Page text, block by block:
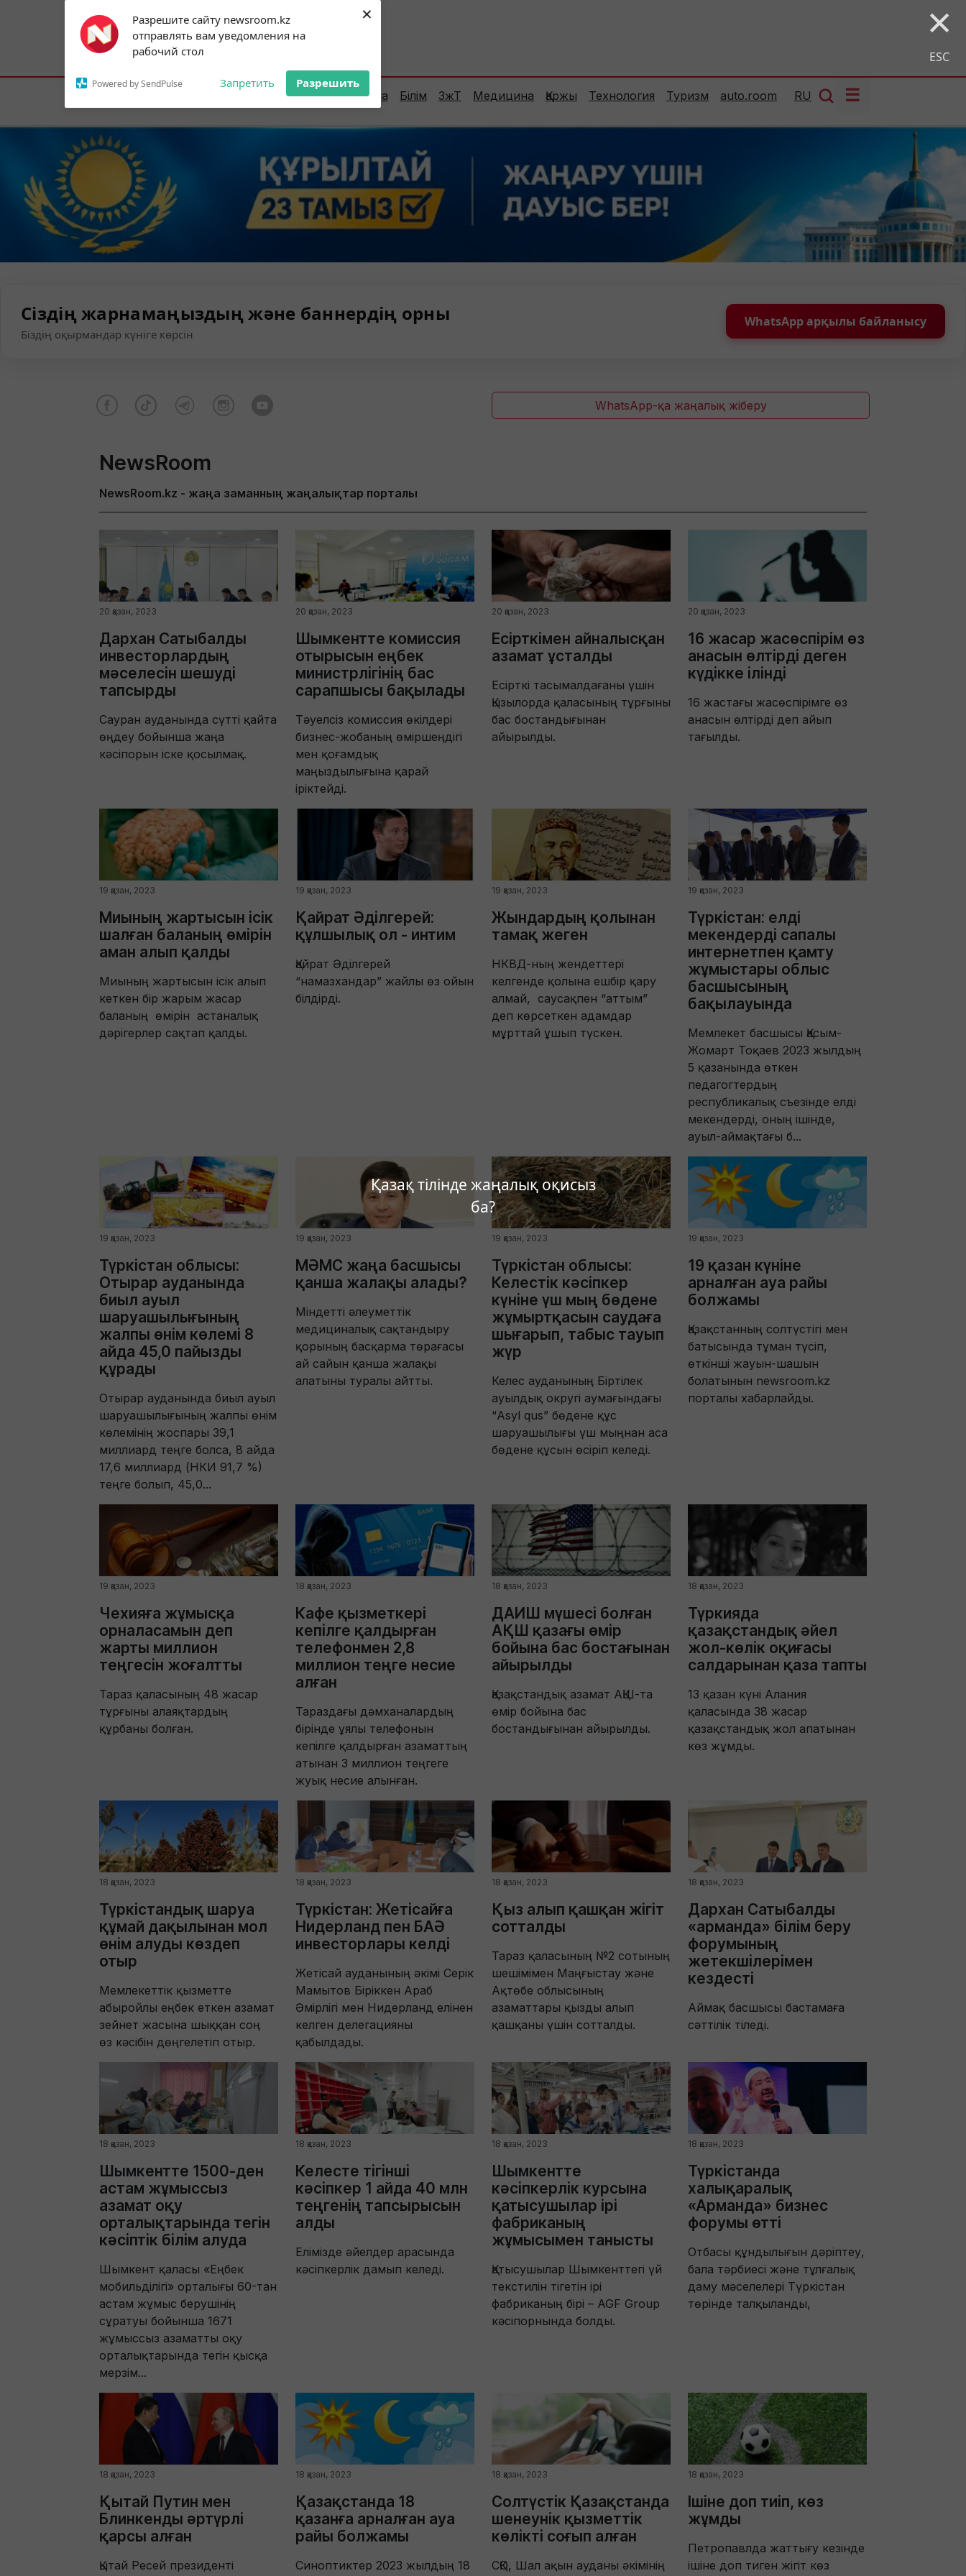
Разрешите сайту newsroom.kz
отправлять вам уведомления на
рабочий стол
Powered by SendPulse Запретить Разрешить
× ×
ESC
Қазақ тілінде жаңалық оқисыз
ба?
Subscribe to our
notifications!
To enable permission prompts, click on
the notification icon
Астана:31°C Алматы:34°C Шымкент:
Елорда Сараптама Білім ЗжТ Медицина Қаржы Технология Туризм auto.room RU ☰
Сіздің жарнамаңыздың және баннердің орны
Біздің оқырмандар күніге көрсін
WhatsApp арқылы байланысу
WhatsApp-қа жаңалық жіберу
NewsRoom
NewsRoom.kz - жаңа заманның жаңалықтар порталы
20 қазан, 2023
Дархан Сатыбалды
инвесторлардың
мәселесін шешуді
тапсырды
Сауран ауданында сүтті қайта
өңдеу бойынша жаңа
кәсіпорын іске қосылмақ.
20 қазан, 2023
Шымкентте комиссия
отырысын еңбек
министрлігінің бас
сарапшысы бақылады
Тәуелсіз комиссия өкілдері
бизнес-жобаның өміршеңдігі
мен қоғамдық
маңыздылығына қарай
іріктейді.
20 қазан, 2023
Есірткімен айналысқан
азамат ұсталды
Есірткі тасымалдағаны үшін
Қызылорда қаласының тұрғыны
бас бостандығынан
айырылды.
20 қазан, 2023
16 жасар жасөспірім өз
анасын өлтірді деген
күдікке ілінді
16 жастағы жасөспірімге өз
анасын өлтірді деп айып
тағылды.
19 қазан, 2023
Миының жартысын ісік
шалған баланың өмірін
аман алып қалды
Миының жартысын ісік алып
кеткен бір жарым жасар
баланың өмірін астаналық
дәрігерлер сақтап қалды.
19 қазан, 2023
Қайрат Әділгерей:
құлшылық ол - интим
Қайрат Әділгерей
“намазхандар” жайлы өз ойын
білдірді.
19 қазан, 2023
Жындардың қолынан
тамақ жеген
НКВД-ның жендеттері
келгенде қолына ешбір қару
алмай, саусақпен “аттым”
деп көрсеткен адамдар
мұрттай ұшып түскен.
19 қазан, 2023
Түркістан: елді
мекендерді сапалы
интернетпен қамту
жұмыстары облыс
басшысының
бақылауында
Мемлекет басшысы Қасым-
Жомарт Тоқаев 2023 жылдың
5 қазанында өткен
педагогтердың
республикалық съезінде елді
мекендерді, оның ішінде,
ауыл-аймақтағы б...
19 қазан, 2023
Түркістан облысы:
Отырар ауданында
биыл ауыл
шаруашылығының
жалпы өнім көлемі 8
айда 45,0 пайызды
құрады
Отырар ауданында биыл ауыл
шаруашылығының жалпы өнім
көлемінің жоспары 39,1
миллиард теңге болса, 8 айда
17,6 миллиард (НКИ 91,7 %)
теңге болып, 45,0...
19 қазан, 2023
МӘМС жаңа басшысы
қанша жалақы алады?
Міндетті әлеуметтік
медициналық сақтандыру
қорының басқарма төрағасы
ай сайын қанша жалақы
алатыны туралы айтты.
19 қазан, 2023
Түркістан облысы:
Келестік кәсіпкер
күніне үш мың бөдене
жұмыртқасын саудаға
шығарып, табыс тауып
жүр
Келес ауданының Біртілек
ауылдық округі аумағындағы
“Asyl qus” бөдене құс
шаруашылығы үш мыңнан аса
бөдене құсын өсіріп келеді.
19 қазан, 2023
19 қазан күніне
арналған ауа райы
болжамы
Қазақстанның солтүстігі мен
батысында тұман түсіп,
өткінші жауын-шашын
болатынын newsroom.kz
порталы хабарлайды.
19 қазан, 2023
Чехияға жұмысқа
орналасамын деп
жарты миллион
теңгесін жоғалтты
Тараз қаласының 48 жасар
тұрғыны алаяқтардың
құрбаны болған.
18 қазан, 2023
Кафе қызметкері
кепілге қалдырған
телефонмен 2,8
миллион теңге несие
алған
Тараздағы дәмханалардың
бірінде ұялы телефонын
кепілге қалдырған азаматтың
атынан 3 миллион теңгеге
жуық несие алынған.
18 қазан, 2023
ДАИШ мүшесі болған
АҚШ қазағы өмір
бойына бас бостағынан
айырылды
Қазақстандық азамат АҚШ-та
өмір бойына бас
бостандығынан айырылды.
18 қазан, 2023
Түркияда
қазақстандық әйел
жол-көлік оқиғасы
салдарынан қаза тапты
13 қазан күні Алания
қаласында 38 жасар
қазақстандық жол апатынан
көз жұмды.
18 қазан, 2023
Түркістандық шаруа
құмай дақылынан мол
өнім алуды көздеп
отыр
Мемлекеттік қызметте
абыройлы еңбек еткен азамат
зейнет жасына шыққан соң
өз кәсібін дөңгелетіп отыр.
18 қазан, 2023
Түркістан: Жетісайға
Нидерланд пен БАӘ
инвесторлары келді
Жетісай ауданының әкімі Серік
Мамытов Біріккен Араб
Әмірлігі мен Нидерланд елінен
келген делегацияны
қабылдады.
18 қазан, 2023
Қыз алып қашқан жігіт
сотталды
Тараз қаласының №2 сотының
шешімімен Маңғыстау және
Ақтөбе облысының
азаматтары қызды алып
қашқаны үшін сотталды.
18 қазан, 2023
Дархан Сатыбалды
«арманда» білім беру
форумының
жетекшілерімен
кездесті
Аймақ басшысы бастамаға
сәттілік тіледі.
18 қазан, 2023
Шымкентте 1500-ден
астам жұмыссыз
азамат оқу
орталықтарында тегін
кәсіптік білім алуда
Шымкент қаласы «Еңбек
мобильділігі» орталығы 60-тан
астам жұмыс берушінің
сұратуы бойынша 1671
жұмыссыз азаматты оқу
орталықтарында тегін қысқа
мерзім...
18 қазан, 2023
Келесте тігінші
кәсіпкер 1 айда 40 млн
теңгенің тапсырысын
алды
Елімізде әйелдер арасында
кәсіпкерлік дамып келеді.
18 қазан, 2023
Шымкентте
кәсіпкерлік курсына
қатысушылар ірі
фабриканың
жұмысымен танысты
Қатысушылар Шымкенттегі үй
текстилін тігетін ірі
фабриканың бірі – AGF Group
кәсіпорнында болды.
18 қазан, 2023
Түркістанда
халықаралық
«Арманда» бизнес
форумы өтті
Отбасы құндылығын дәріптеу,
бала тәрбиесі және тұлғалық
даму мәселелері Түркістан
төрінде талқыланды,
18 қазан, 2023
Қытай Путин мен
Блинкенды әртүрлі
қарсы алған
Қытай Ресей президенті
18 қазан, 2023
Қазақстанда 18
қазанға арналған ауа
райы болжамы
Синоптиктер 2023 жылдың 18
18 қазан, 2023
Солтүстік Қазақстанда
шенеунік қызметтік
көлікті соғып алған
СҚО, Шал ақын ауданы әкімінің
18 қазан, 2023
Ішіне доп тиіп, көз
жұмды
Петропавлда жаттығу кезінде
ішіне доп тиген жігіт көз